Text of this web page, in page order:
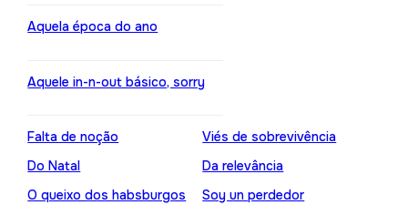
Aquela época do ano
Aquele in-n-out básico, sorry
Falta de noção
Do Natal
O queixo dos habsburgos
Viés de sobrevivência
Da relevância
Soy un perdedor